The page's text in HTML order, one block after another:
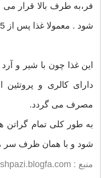
فر،به طرف بالا قرار
شود . معمولا غذا پس از 45 دقیقه آماده می شود.
این غذا چون با شیر و
دارای کالری و
مصرف می گردد.
به طور کلی تمام گراتن
شود و با همان ظرف سر
منبع : groohashpazi.blogfa.com